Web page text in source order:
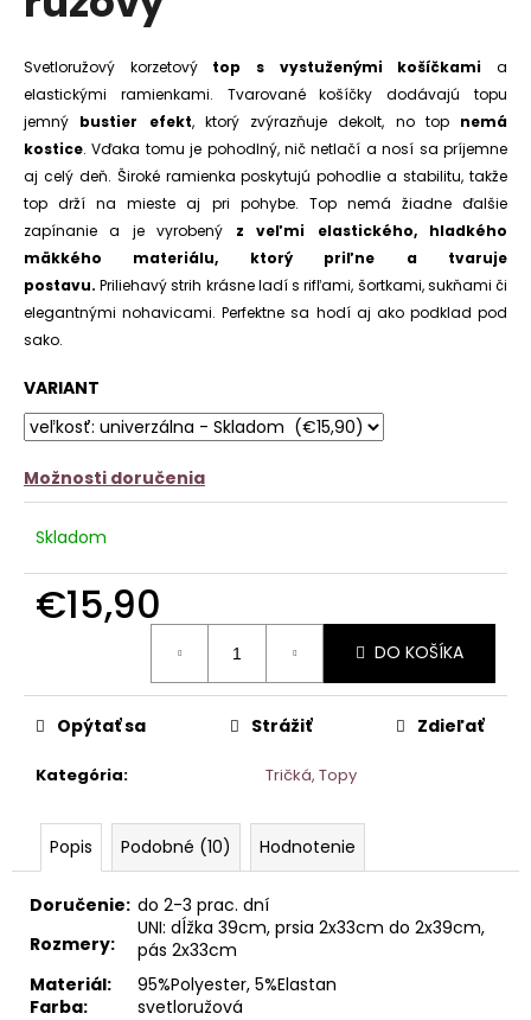
hviezdičiek.
Svetloružový korzetový top s vystuženými košíčkami a
elastickými ramienkami. Tvarované košíčky dodávajú topu
jemný bustier efekt, ktorý zvýrazňuje dekolt, no top nemá
kostice. Vďaka tomu je pohodlný, nič netlačí a nosí sa príjemne
aj celý deň. Široké ramienka poskytujú pohodlie a stabilitu, takže
top drží na mieste aj pri pohybe. Top nemá žiadne ďalšie
zapínanie a je vyrobený z veľmi elastického, hladkého
mäkkého materiálu, ktorý priľne a tvaruje
postavu. Priliehavý strih krásne ladí s rifľami, šortkami, sukňami či
elegantnými nohavicami. Perfektne sa hodí aj ako podklad pod
sako.
VARIANT
Možnosti doručenia
Skladom
€15,90
DO KOŠÍKA
Kategória: Tričká, Topy
Opýtať sa Strážiť Zdieľať
Popis Podobné (10) Hodnotenie
Doručenie: do 2-3 prac. dní
Rozmery:
UNI: dĺžka 39cm, prsia 2x33cm do 2x39cm,
pás 2x33cm
Materiál:
95%Polyester, 5%Elastan
Farba:
svetloružová
m
e
ÚPLETOVÉ
ŠATY
MINA
€15,90
Pôvodne:
€24,90